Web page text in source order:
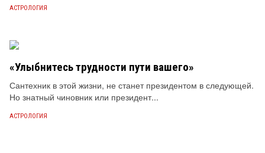
АСТРОЛОГИЯ
«Улыбнитесь трудности пути вашего»
Сантехник в этой жизни, не станет президентом в следующей.
Но знатный чиновник или президент...
АСТРОЛОГИЯ